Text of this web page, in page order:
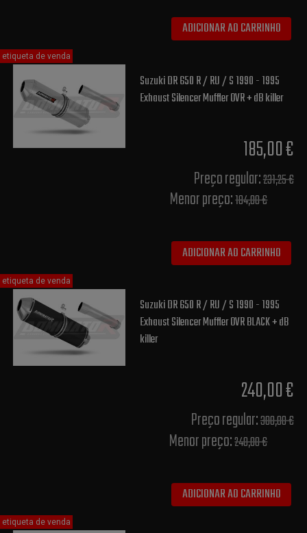
ADICIONAR AO CARRINHO
Suzuki DR 650 R / RU / S 1990 - 1995
Exhaust Silencer Muffler OVR + dB killer
185,00 €
Preço regular:231,25 €
Menor preço:184,00 €
ADICIONAR AO CARRINHO
etiqueta de venda
Suzuki DR 650 R / RU / S 1990 - 1995
Exhaust Silencer Muffler OVR BLACK + dB
killer
240,00 €
Preço regular:300,00 €
Menor preço:240,00 €
ADICIONAR AO CARRINHO
etiqueta de venda
etiqueta de venda